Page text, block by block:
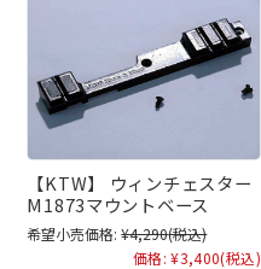
【KTW】 ウィンチェスター
M1873マウントベース
希望小売価格: ¥4,290(税込)
価格: ¥3,400(税込)